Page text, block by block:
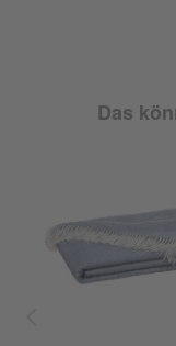
Das